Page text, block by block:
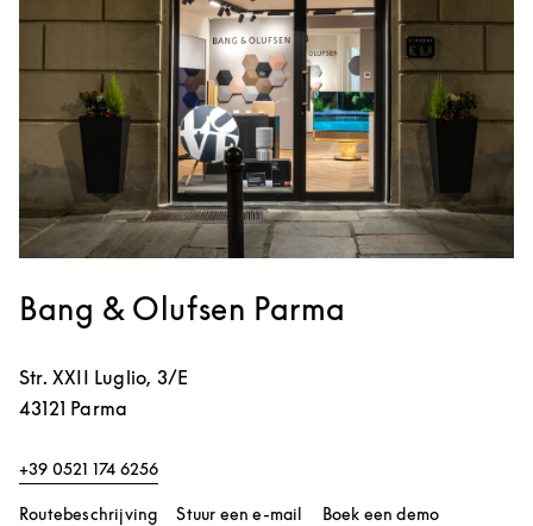
Bang & Olufsen Parma
Str. XXII Luglio, 3/E
43121 Parma
+39 0521 174 6256
RoutebeschrijvingLink Opens in New Tab
Stuur een e-mail Boek een demo